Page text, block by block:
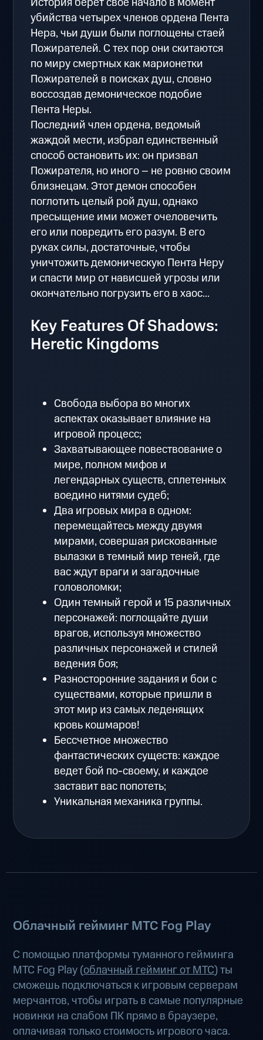
убийства четырех членов ордена Пента
Нера, чьи души были поглощены стаей
Пожирателей. С тех пор они скитаются
по миру смертных как марионетки
Пожирателей в поисках душ, словно
воссоздав демоническое подобие
Пента Неры.
Последний член ордена, ведомый
жаждой мести, избрал единственный
способ остановить их: он призвал
Пожирателя, но иного – не ровню своим
близнецам. Этот демон способен
поглотить целый рой душ, однако
пресыщение ими может очеловечить
его или повредить его разум. В его
руках силы, достаточные, чтобы
уничтожить демоническую Пента Неру
и спасти мир от нависшей угрозы или
окончательно погрузить его в хаос...
Key Features Of Shadows:
Heretic Kingdoms
Свобода выбора во многих
аспектах оказывает влияние на
игровой процесс;
Захватывающее повествование о
мире, полном мифов и
легендарных существ, сплетенных
воедино нитями судеб;
Два игровых мира в одном:
перемещайтесь между двумя
мирами, совершая рискованные
вылазки в темный мир теней, где
вас ждут враги и загадочные
головоломки;
Один темный герой и 15 различных
персонажей: поглощайте души
врагов, используя множество
различных персонажей и стилей
ведения боя;
Разносторонние задания и бои с
существами, которые пришли в
этот мир из самых леденящих
кровь кошмаров!
Бессчетное множество
фантастических существ: каждое
ведет бой по-своему, и каждое
заставит вас попотеть;
Уникальная механика группы.
Облачный гейминг МТС Fog Play
С помощью платформы туманного гейминга
МТС Fog Play (облачный гейминг от МТС) ты
сможешь подключаться к игровым серверам
мерчантов, чтобы играть в самые популярные
новинки на слабом ПК прямо в браузере,
оплачивая только стоимость игрового часа.